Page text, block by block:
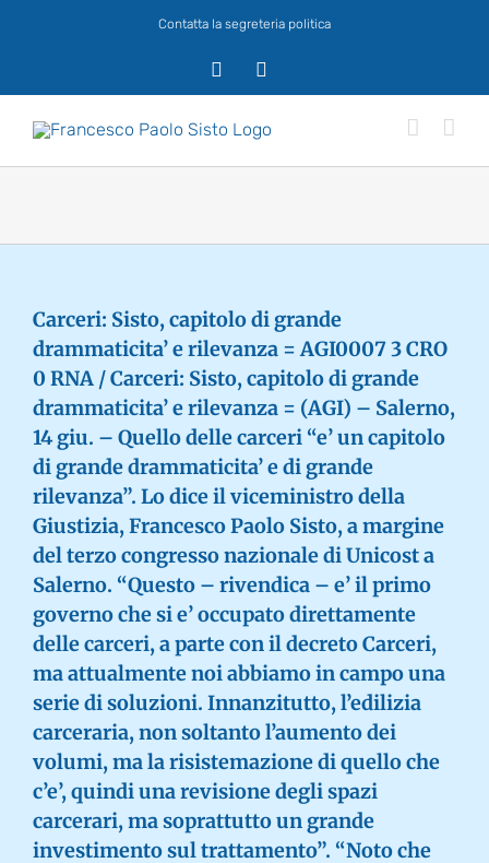
Contatta la segreteria politica
Carceri: Sisto, capitolo di grande
drammaticita’ e rilevanza = AGI0007 3 CRO
0 RNA / Carceri: Sisto, capitolo di grande
drammaticita’ e rilevanza = (AGI) – Salerno,
14 giu. – Quello delle carceri “e’ un capitolo
di grande drammaticita’ e di grande
rilevanza”. Lo dice il viceministro della
Giustizia, Francesco Paolo Sisto, a margine
del terzo congresso nazionale di Unicost a
Salerno. “Questo – rivendica – e’ il primo
governo che si e’ occupato direttamente
delle carceri, a parte con il decreto Carceri,
ma attualmente noi abbiamo in campo una
serie di soluzioni. Innanzitutto, l’edilizia
carceraria, non soltanto l’aumento dei
volumi, ma la risistemazione di quello che
c’e’, quindi una revisione degli spazi
carcerari, ma soprattutto un grande
investimento sul trattamento”. “Noto che